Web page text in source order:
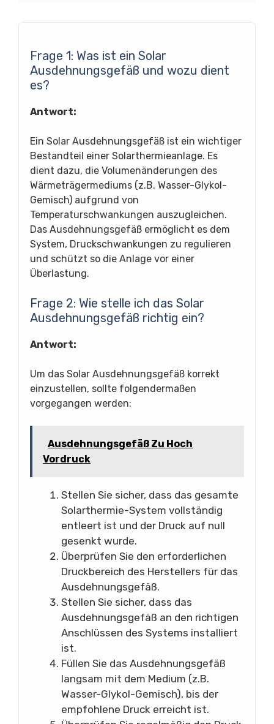
Frage 1: Was ist ein Solar
Ausdehnungsgefäß und wozu dient
es?
Antwort:
Ein Solar Ausdehnungsgefäß ist ein wichtiger
Bestandteil einer Solarthermieanlage. Es
dient dazu, die Volumenänderungen des
Wärmeträgermediums (z.B. Wasser-Glykol-
Gemisch) aufgrund von
Temperaturschwankungen auszugleichen.
Das Ausdehnungsgefäß ermöglicht es dem
System, Druckschwankungen zu regulieren
und schützt so die Anlage vor einer
Überlastung.
Frage 2: Wie stelle ich das Solar
Ausdehnungsgefäß richtig ein?
Antwort:
Um das Solar Ausdehnungsgefäß korrekt
einzustellen, sollte folgendermaßen
vorgegangen werden:
Ausdehnungsgefäß Zu Hoch
Vordruck
Stellen Sie sicher, dass das gesamte
Solarthermie-System vollständig
entleert ist und der Druck auf null
gesenkt wurde.
Überprüfen Sie den erforderlichen
Druckbereich des Herstellers für das
Ausdehnungsgefäß.
Stellen Sie sicher, dass das
Ausdehnungsgefäß an den richtigen
Anschlüssen des Systems installiert
ist.
Füllen Sie das Ausdehnungsgefäß
langsam mit dem Medium (z.B.
Wasser-Glykol-Gemisch), bis der
empfohlene Druck erreicht ist.